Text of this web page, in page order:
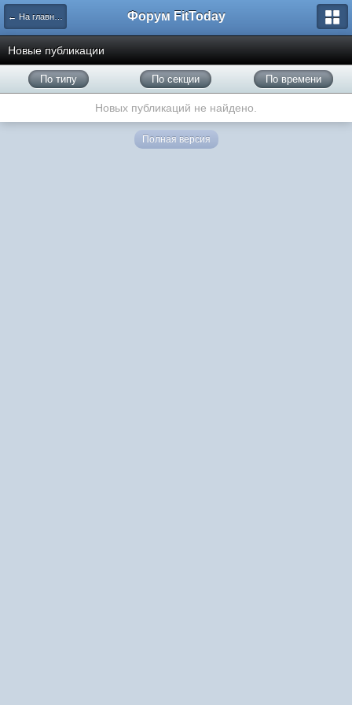
← На главную Форум FitToday
Новые публикации
По типу По секции По времени
Новых публикаций не найдено.
Полная версия